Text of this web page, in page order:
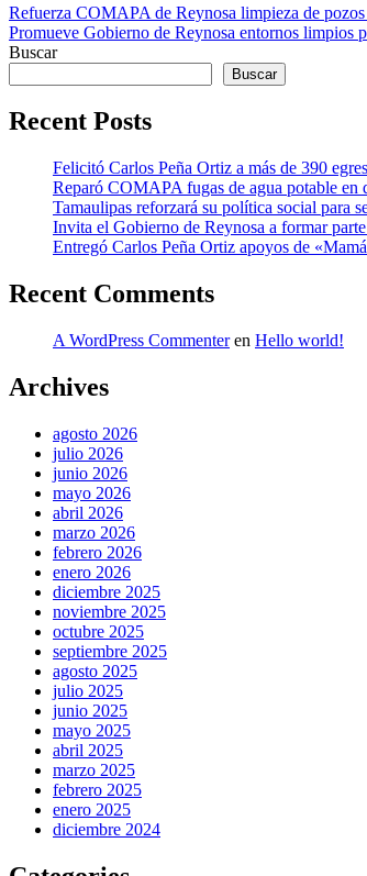
Navegación
de
Refuerza COMAPA de Reynosa limpieza de
Promueve Gobierno de Reynosa entornos limpios
Buscar
Buscar
Recent Posts
Felicitó Carlos Peña Ortiz a más de 390
Reparó COMAPA fugas de agua potable en
Tamaulipas reforzará su política social para
Invita el Gobierno de Reynosa a formar
Entregó Carlos Peña Ortiz apoyos de
Recent Comments
A WordPress Commenteren Hello world!
Archives
agosto 2026
julio 2026
junio 2026
mayo 2026
abril 2026
marzo 2026
febrero 2026
enero 2026
diciembre 2025
noviembre 2025
octubre 2025
septiembre 2025
agosto 2025
julio 2025
junio 2025
mayo 2025
abril 2025
marzo 2025
febrero 2025
enero 2025
diciembre 2024